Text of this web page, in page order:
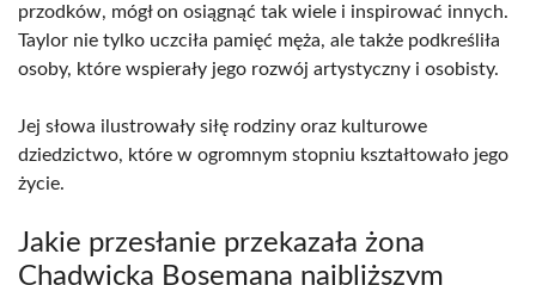
przodków, mógł on osiągnąć tak wiele i inspirować innych.
Taylor nie tylko uczciła pamięć męża, ale także podkreśliła
osoby, które wspierały jego rozwój artystyczny i osobisty.
Jej słowa ilustrowały siłę rodziny oraz kulturowe
dziedzictwo, które w ogromnym stopniu kształtowało jego
życie.
Jakie przesłanie przekazała żona
Chadwicka Bosemana najbliższym